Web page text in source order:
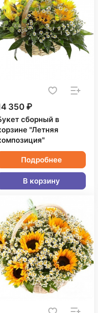
350 ₽
сборный в
"Летняя
Подробнее
В корзину